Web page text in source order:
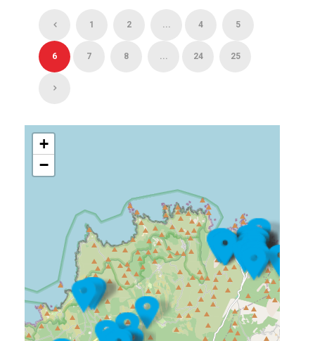
1 2 ... 4 5
6 7 8 ... 24 25
+
−